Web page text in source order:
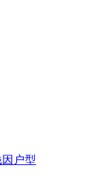
户型